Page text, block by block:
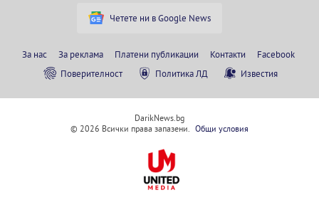
Четете ни в Google News
За нас За реклама Платени публикации Контакти
Facebook
Поверителност
Политика ЛД Известия
DarikNews.bg
© 2026 Всички права запазени.
Общи условия